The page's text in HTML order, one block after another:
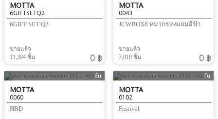
MOTTA
6GIFTSETQ2
6GIFT SET Q2
ขายแล้ว
11,394 ชิ้น
0 ฿
MOTTA
0043
JCWBOX8 หมวกของแถมสีฟ้า
ขายแล้ว
7,018 ชิ้น
0 ฿
ชิ้น
MOTTA
0060
HBD
ชิ้น
MOTTA
0102
Festival